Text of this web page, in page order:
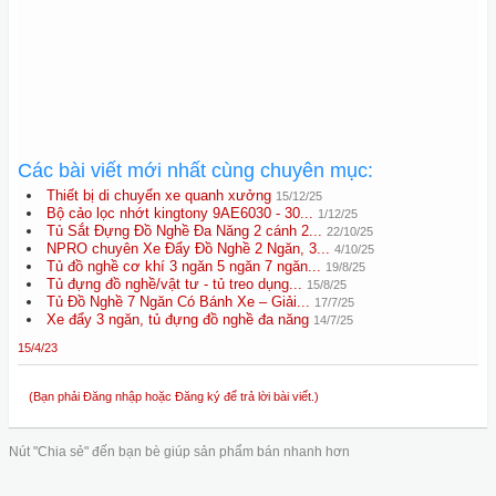
Các bài viết mới nhất cùng chuyên mục:
Thiết bị di chuyển xe quanh xưởng 15/12/25
Bộ cảo lọc nhớt kingtony 9AE6030 - 30... 1/12/25
Tủ Sắt Đựng Đồ Nghề Đa Năng 2 cánh 2... 22/10/25
NPRO chuyên Xe Đẩy Đồ Nghề 2 Ngăn, 3... 4/10/25
Tủ đồ nghề cơ khí 3 ngăn 5 ngăn 7 ngăn... 19/8/25
Tủ đựng đồ nghề/vật tư - tủ treo dụng... 15/8/25
Tủ Đồ Nghề 7 Ngăn Có Bánh Xe – Giải... 17/7/25
Xe đẩy 3 ngăn, tủ đựng đồ nghề đa năng 14/7/25
15/4/23
(Bạn phải Đăng nhập hoặc Đăng ký để trả lời bài viết.)
Nút "Chia sẻ" đến bạn bè giúp sản phẩm bán nhanh hơn